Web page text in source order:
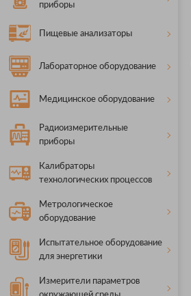
приборы
Пищевые анализаторы
Лабораторное оборудование
Медицинское оборудование
Радиоизмерительные
приборы
Калибраторы
технологических процессов
Метрологическое
оборудование
Испытательное оборудование
для энергетики
Измерители параметров